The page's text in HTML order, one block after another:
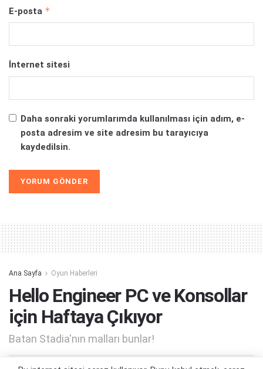
E-posta *
İnternet sitesi
Daha sonraki yorumlarımda kullanılması için adım, e-
posta adresim ve site adresim bu tarayıcıya
kaydedilsin.
Ana Sayfa Oyun Haberleri
Hello Engineer PC ve Konsollar
için Haftaya Çıkıyor
Batan Stadia'nın malları bunlar!